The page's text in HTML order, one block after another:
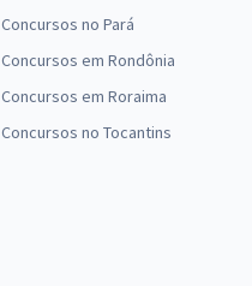
Concursos no Pará
Concursos em Rondônia
Concursos em Roraima
Concursos no Tocantins